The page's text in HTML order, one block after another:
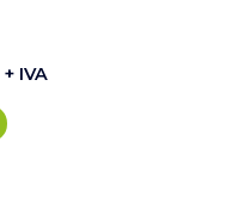
+ IVA